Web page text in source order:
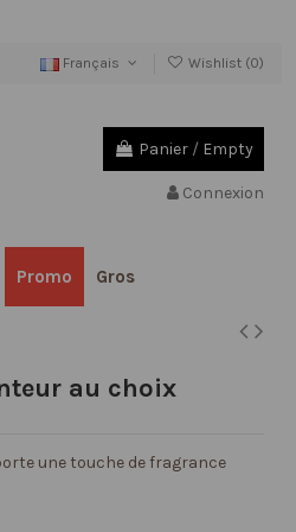
Français Wishlist (0)
Panier / Empty
Connexion
Promo Gros
au choix
une touche de fragrance